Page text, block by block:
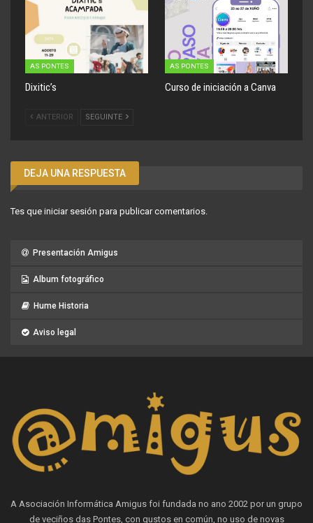
AS PONTES
Dixitic’s
AS PONTES
Curso de iniciación a Canva
ANTERIOR SEGUINTE
DEJA UNA RESPUESTA
Tes que iniciar sesión para publicar comentarios.
Presentación Amigus
Album fotográfico
Hume Historia
Aviso legal
A Asociación Informática Amigus foi fundada no ano 2002 por un grupo
de veciños das Pontes, con gustos en común, no uso de novas